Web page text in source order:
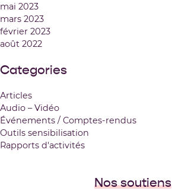
mai 2023
mars 2023
février 2023
août 2022
Categories
Articles
Audio – Vidéo
Événements / Comptes-rendus
Outils sensibilisation
Rapports d'activités
Nos soutiens